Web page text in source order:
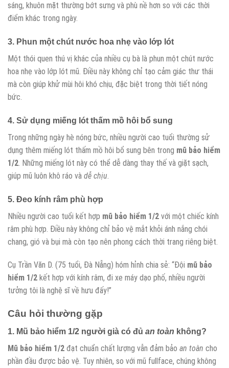
sáng, khuôn mặt thường bớt sưng và phù nề hơn so với các thời
điểm khác trong ngày.
3. Phun một chút nước hoa nhẹ vào lớp lót
Một thói quen thú vị khác của nhiều cụ bà là phun một chút nước
hoa nhẹ vào lớp lót mũ. Điều này không chỉ tạo cảm giác thư thái
mà còn giúp khử mùi hôi khó chịu, đặc biệt trong thời tiết nóng
bức.
4. Sử dụng miếng lót thấm mồ hôi bổ sung
Trong những ngày hè nóng bức, nhiều người cao tuổi thường sử
dụng thêm miếng lót thấm mồ hôi bổ sung bên trong mũ bảo hiểm
1/2. Những miếng lót này có thể dễ dàng thay thế và giặt sạch,
giúp mũ luôn khô ráo và dễ chịu.
5. Đeo kính râm phù hợp
Nhiều người cao tuổi kết hợp mũ bảo hiểm 1/2 với một chiếc kính
râm phù hợp. Điều này không chỉ bảo vệ mắt khỏi ánh nắng chói
chang, gió và bụi mà còn tạo nên phong cách thời trang riêng biệt.
Cụ Trần Văn D. (75 tuổi, Đà Nẵng) hóm hỉnh chia sẻ: “Đội mũ bảo
hiểm 1/2 kết hợp với kính râm, đi xe máy dạo phố, nhiều người
tưởng tôi là nghệ sĩ về hưu đấy!”
Câu hỏi thường gặp
1. Mũ bảo hiểm 1/2 người già có đủ an toàn không?
Mũ bảo hiểm 1/2 đạt chuẩn chất lượng vẫn đảm bảo an toàn cho
phần đầu được bảo vệ. Tuy nhiên, so với mũ fullface, chúng không